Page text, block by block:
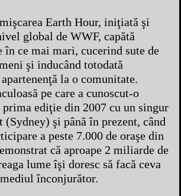
Earth Hour, iniţiată şi
global de WWF, capătă
ce mai mari, cucerind sute de
şi inducând totodată
la o comunitate.
pe care a cunoscut-o
prima ediţie din 2007 cu un singur
(Sydney) şi până în prezent, când
a peste 7.000 de oraşe din
că aproape 2 miliarde de
lume îşi doresc să facă ceva
înconjurător.